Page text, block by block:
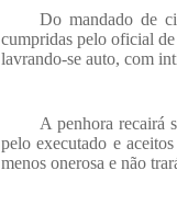
Do mandado de
cumpridas pelo oficial
lavrando-se auto, com
A penhora recairá
pelo executado e
menos onerosa e não